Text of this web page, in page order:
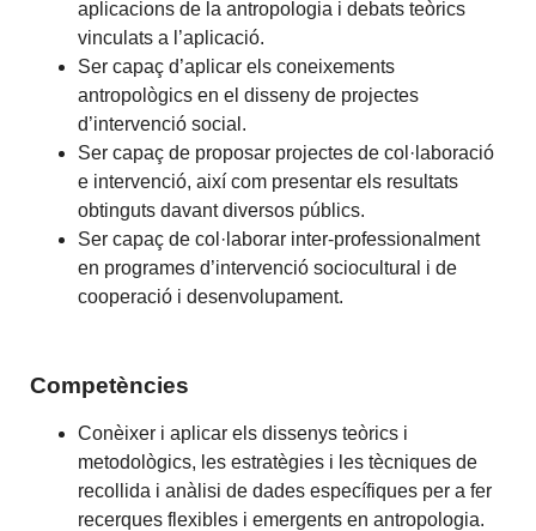
aplicacions de la antropologia i debats teòrics
vinculats a l’aplicació.
Ser capaç d’aplicar els coneixements
antropològics en el disseny de projectes
d’intervenció social.
Ser capaç de proposar projectes de col·laboració
e intervenció, així com presentar els resultats
obtinguts davant diversos públics.
Ser capaç de col·laborar inter-professionalment
en programes d’intervenció sociocultural i de
cooperació i desenvolupament.
Competències
Conèixer i aplicar els dissenys teòrics i
metodològics, les estratègies i les tècniques de
recollida i anàlisi de dades específiques per a fer
recerques flexibles i emergents en antropologia.